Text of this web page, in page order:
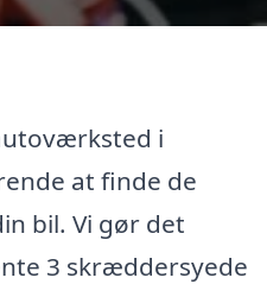
i
at finde de
bil. Vi gør det
3 skræddersyede